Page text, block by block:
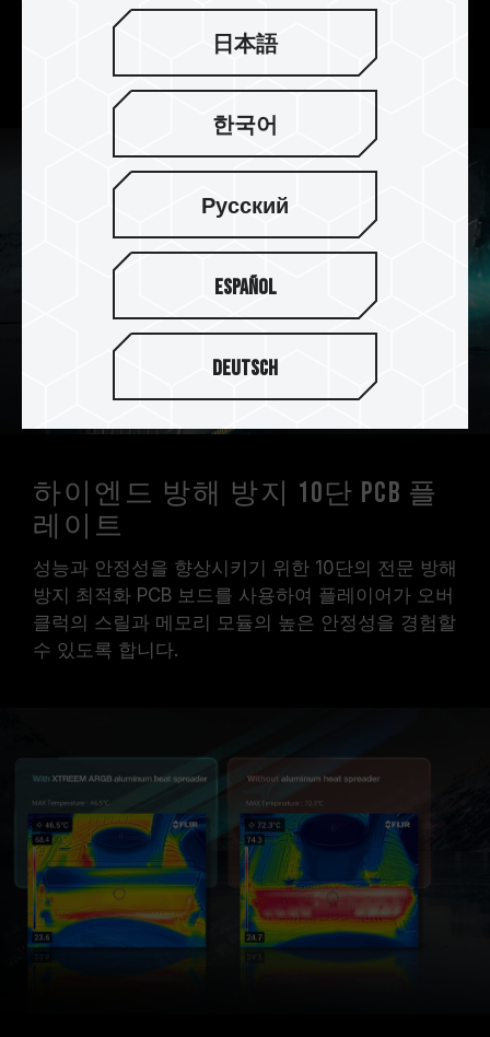
장치를 매치하면 이상적인 아름다움을 느끼실 수 있
어, 게이밍 컴퓨터를 가장 독특한 화이트 테마로 돋
보여줍니다.
하이엔드 방해 방지 10단 PCB 플
레이트
성능과 안정성을 향상시키기 위한 10단의 전문 방해
방지 최적화 PCB 보드를 사용하여 플레이어가 오버
클럭의 스릴과 메모리 모듈의 높은 안정성을 경험할
수 있도록 합니다.
日本語
한국어
Русский
Español
Deutsch